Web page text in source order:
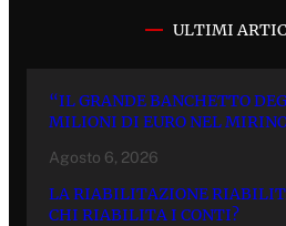
ULTIMI
“IL GRANDE BANCHETTO
MILIONI DI EURO NEL
Agosto 6, 2026
LA RIABILITAZIONE
CHI RIABILITA I CONTI?